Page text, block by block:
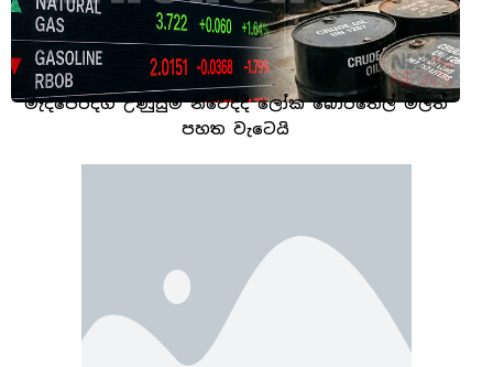
මැදපෙරදිග උණුසුම නිවෙද්දී ලෝක බොරතෙල් මිලත්
පහත වැටෙයි